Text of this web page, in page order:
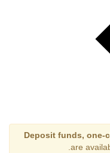
Deposit funds, one-
are